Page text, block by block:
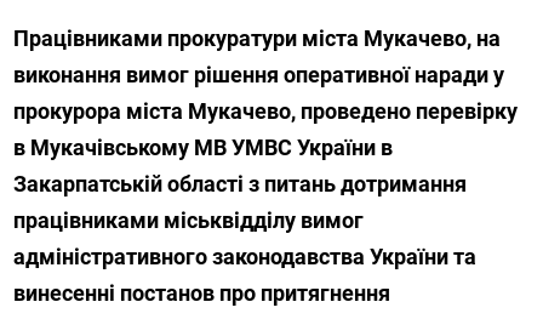
Працівниками прокуратури міста Мукачево, на
виконання вимог рішення оперативної наради у
прокурора міста Мукачево, проведено перевірку
в Мукачівському МВ УМВС України в
Закарпатській області з питань дотримання
працівниками міськвідділу вимог
адміністративного законодавства України та
винесенні постанов про притягнення